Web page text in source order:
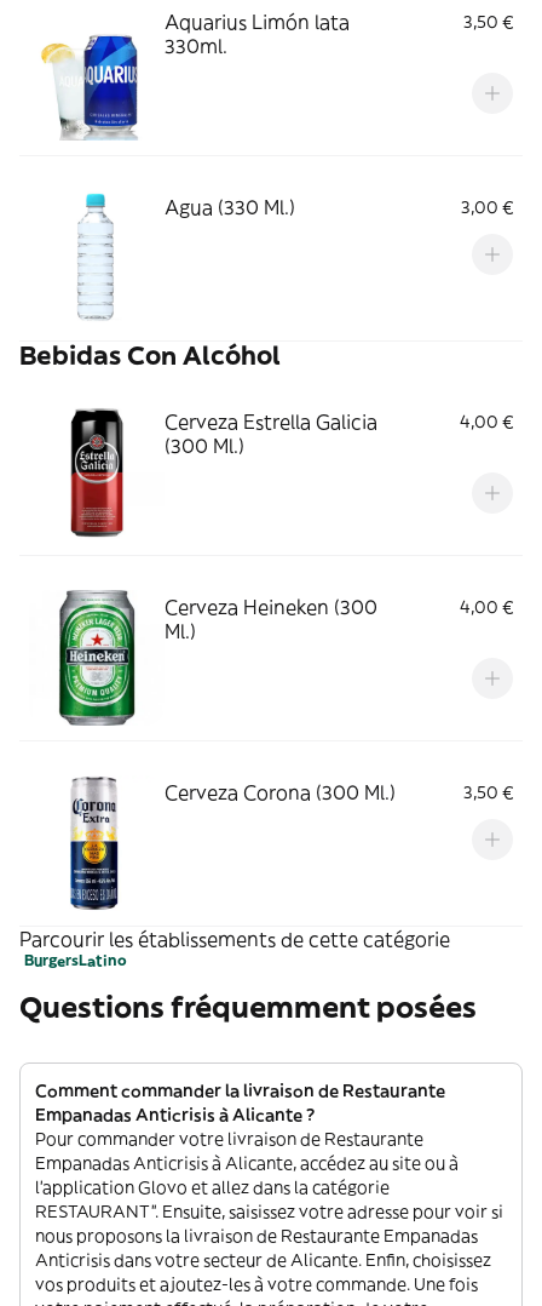
Aquarius Limón lata
330ml.
3,50 €
Agua (330 Ml.) 3,00 €
Bebidas Con Alcóhol
Cerveza Estrella Galicia
(300 Ml.)
4,00 €
Cerveza Heineken (300
Ml.)
4,00 €
Cerveza Corona (300 Ml.) 3,50 €
Parcourir les établissements de cette catégorie
BurgersLatino
Questions fréquemment posées
Comment commander la livraison de Restaurante
Empanadas Anticrisis à Alicante ?
Pour commander votre livraison de Restaurante
Empanadas Anticrisis à Alicante, accédez au site ou à
l'application Glovo et allez dans la catégorie
RESTAURANT”. Ensuite, saisissez votre adresse pour voir si
nous proposons la livraison de Restaurante Empanadas
Anticrisis dans votre secteur de Alicante. Enfin, choisissez
vos produits et ajoutez-les à votre commande. Une fois